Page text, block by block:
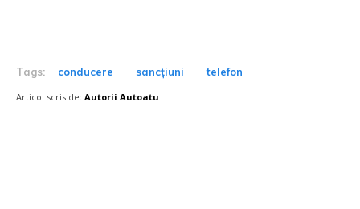
Tags: conducere sancțiuni telefon
Articol scris de: Autorii Autoatu